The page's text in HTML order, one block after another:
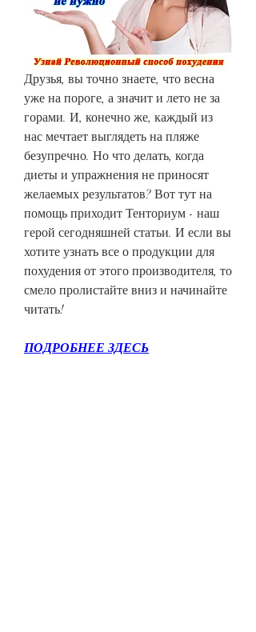
Друзья, вы точно знаете, что весна
уже на пороге, а значит и лето не за
горами. И, конечно же, каждый из
нас мечтает выглядеть на пляже
безупречно. Но что делать, когда
диеты и упражнения не приносят
желаемых результатов? Вот тут на
помощь приходит Тенториум - наш
герой сегодняшней статьи. И если вы
хотите узнать все о продукции для
похудения от этого производителя, то
смело пролистайте вниз и начинайте
читать!
ПОДРОБНЕЕ ЗДЕСЬ